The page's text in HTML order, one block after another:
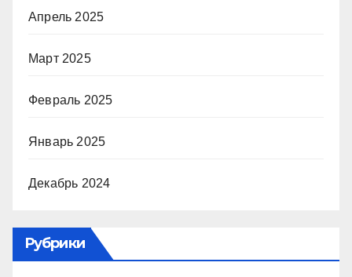
Апрель 2025
Март 2025
Февраль 2025
Январь 2025
Декабрь 2024
Рубрики